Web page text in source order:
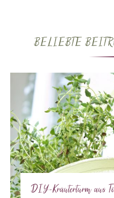
BELIEBTE
DIY-Kräuterturm aus